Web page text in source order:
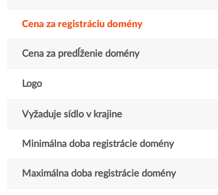
Cena za registráciu domény
Cena za predĺženie domény
Logo
Vyžaduje sídlo v krajine
Minimálna doba registrácie domény
Maximálna doba registrácie domény